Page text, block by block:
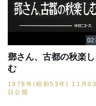
鄧さん、古都の秋楽し
む
1978年(昭和53年) 11月03
日公開